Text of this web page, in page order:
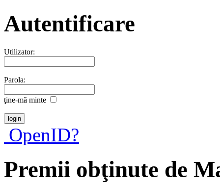
Autentificare
Utilizator:
Parola:
ţine-mã minte
OpenID?
Premii obţinute de